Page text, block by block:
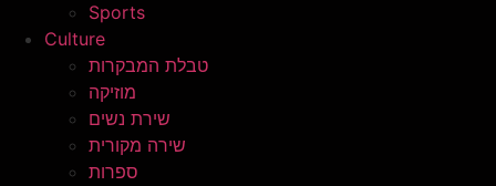
Sports
Culture
טבלת המבקרות
מוזיקה
שירת נשים
שירה מקורית
ספרות